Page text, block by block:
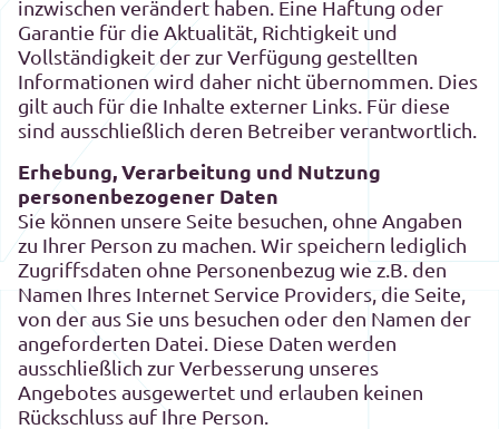
inzwischen verändert haben. Eine Haftung oder
Garantie für die Aktualität, Richtigkeit und
Vollständigkeit der zur Verfügung gestellten
Informationen wird daher nicht übernommen. Dies
gilt auch für die Inhalte externer Links. Für diese
sind ausschließlich deren Betreiber verantwortlich.
Erhebung, Verarbeitung und Nutzung
personenbezogener Daten
Sie können unsere Seite besuchen, ohne Angaben
zu Ihrer Person zu machen. Wir speichern lediglich
Zugriffsdaten ohne Personenbezug wie z.B. den
Namen Ihres Internet Service Providers, die Seite,
von der aus Sie uns besuchen oder den Namen der
angeforderten Datei. Diese Daten werden
ausschließlich zur Verbesserung unseres
Angebotes ausgewertet und erlauben keinen
Rückschluss auf Ihre Person.